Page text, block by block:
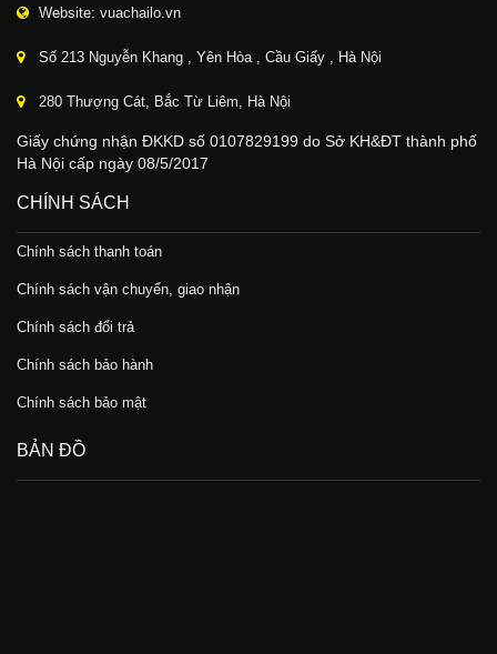
Website: vuachailo.vn
Số 213 Nguyễn Khang , Yên Hòa , Cầu Giấy , Hà Nội
280 Thượng Cát, Bắc Từ Liêm, Hà Nội
Giấy chứng nhận ĐKKD số 0107829199 do Sở KH&ĐT thành phố
Hà Nội cấp ngày 08/5/2017
CHÍNH SÁCH
Chính sách thanh toán
Chính sách vận chuyển, giao nhận
Chính sách đổi trả
Chính sách bảo hành
Chính sách bảo mật
BẢN ĐỒ